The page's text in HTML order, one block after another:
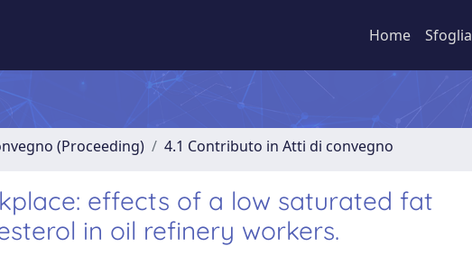
Home Sfoglia
(Proceeding) 4.1 Contributo in Atti di convegno
effects of a low saturated fat
in oil refinery workers.